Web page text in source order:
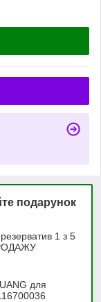
подарунок
1 з 5
для